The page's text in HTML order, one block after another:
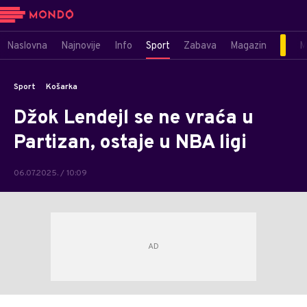
Naslovna Najnovije Info Sport Zabava Magazin
Sport Košarka
Džok Lendejl se ne vraća u
Partizan, ostaje u NBA ligi
06.07.2025. / 10:09